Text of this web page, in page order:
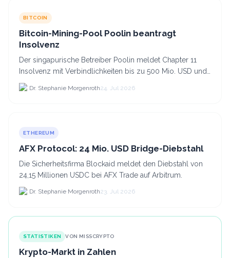
BITCOIN
Bitcoin-Mining-Pool Poolin beantragt
Insolvenz
Der singapurische Betreiber Poolin meldet Chapter 11
Insolvenz mit Verbindlichkeiten bis zu 500 Mio. USD und
plant den Verkauf zweier Texas-Standorte für.
Dr. Stephanie Morgenroth24. Jul 2026
ETHEREUM
AFX Protocol: 24 Mio. USD Bridge-Diebstahl
Die Sicherheitsfirma Blockaid meldet den Diebstahl von
24,15 Millionen USDC bei AFX Trade auf Arbitrum.
Dr. Stephanie Morgenroth23. Jul 2026
STATISTIKEN VON MISSCRYPTO
Krypto-Markt in Zahlen